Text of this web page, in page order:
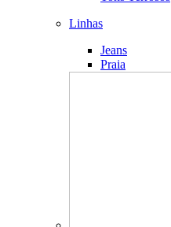
Linhas
Jeans
Praia